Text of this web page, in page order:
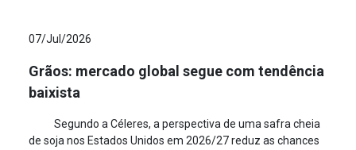
07/Jul/2026
Grãos: mercado global segue com tendência
baixista
Segundo a Céleres, a perspectiva de uma safra cheia
de soja nos Estados Unidos em 2026/27 reduz as chances